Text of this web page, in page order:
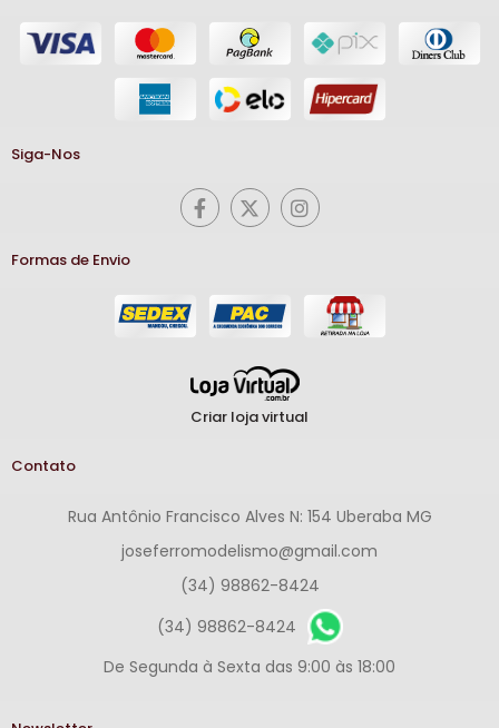
Siga-Nos
Formas de Envio
Criar loja virtual
Contato
Rua Antônio Francisco Alves N: 154 Uberaba MG
joseferromodelismo@gmail.com
(34) 98862-8424
(34) 98862-8424
De Segunda à Sexta das 9:00 às 18:00